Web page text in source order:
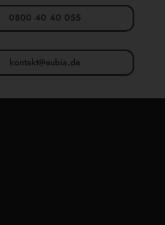
0800 40 40 055
kontakt@eubia.de